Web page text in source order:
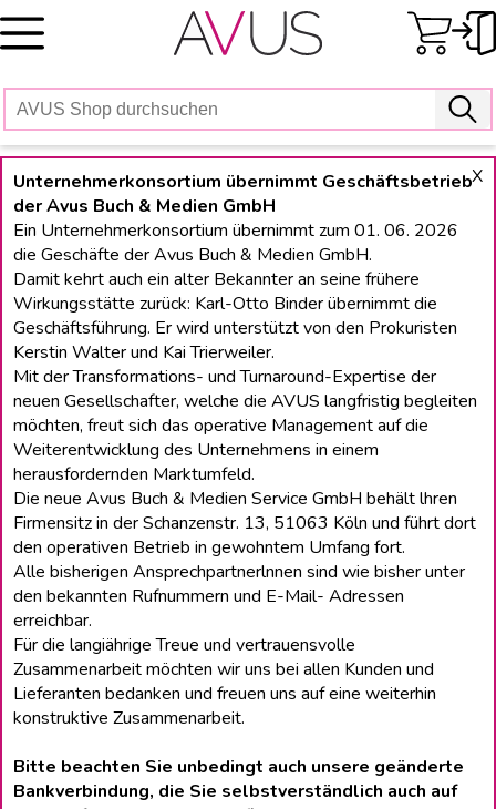
Skip
to
X
Unternehmerkonsortium übernimmt Geschäftsbetrieb
der Avus Buch & Medien GmbH
Ein Unternehmerkonsortium übernimmt zum 01. 06. 2026
die Geschäfte der Avus Buch & Medien GmbH.
Damit kehrt auch ein alter Bekannter an seine frühere
Wirkungsstätte zurück: Karl-Otto Binder übernimmt die
Geschäftsführung. Er wird unterstützt von den Prokuristen
Kerstin Walter und Kai Trierweiler.
Mit der Transformations- und Turnaround-Expertise der
neuen Gesellschafter, welche die AVUS langfristig begleiten
möchten, freut sich das operative Management auf die
Weiterentwicklung des Unternehmens in einem
herausfordernden Marktumfeld.
Die neue Avus Buch & Medien Service GmbH behält lhren
Firmensitz in der Schanzenstr. 13, 51063 Köln und führt dort
den operativen Betrieb in gewohntem Umfang fort.
Alle bisherigen Ansprechpartnerlnnen sind wie bisher unter
den bekannten Rufnummern und E-Mail- Adressen
erreichbar.
Für die langiährige Treue und vertrauensvolle
Zusammenarbeit möchten wir uns bei allen Kunden und
Lieferanten bedanken und freuen uns auf eine weiterhin
konstruktive Zusammenarbeit.
Bitte beachten Sie unbedingt auch unsere geänderte
Bankverbindung, die Sie selbstverständlich auch auf